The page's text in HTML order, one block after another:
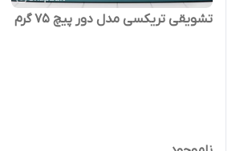
تشویقی تریکسی مدل دور پیچ ۷۵ گرم